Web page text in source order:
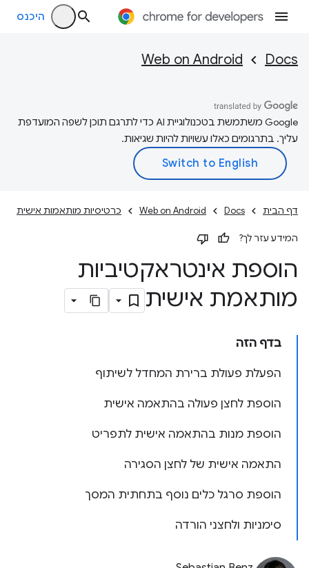
היכנס
Docs
Web on Android
‫Google משתמשת בטכנולוגיית AI כדי לתרגם תוכן לשפה המועדפת
עליך. בתרגומים כאלו עשויות להיות שגיאות.
דף הבית Docs
Web on Android כרטיסיות מותאמות אישית
המידע עזר לך?
הוספת אינטראקטיביות
מותאמת אישית
בדף הזה
הפעלת פעולת ברירת המחדל לשיתוף
הוספת לחצן פעולה בהתאמה אישית
הוספת מנות בהתאמה אישית לתפריט
התאמה אישית של לחצן הסגירה
הוספת סרגל כלים נוסף בתחתית המסך
סימניות ולחצני הורדה